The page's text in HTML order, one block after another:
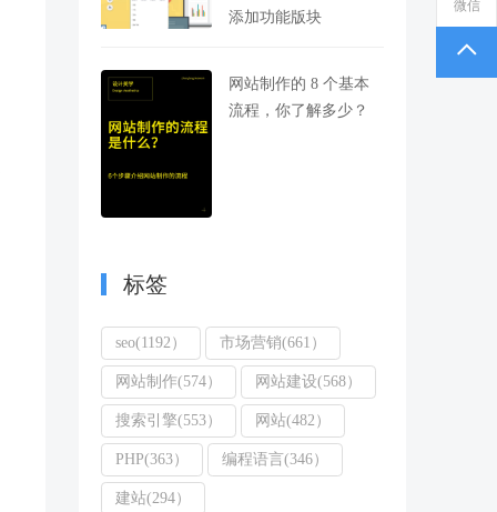
添加功能版块
网站制作的 8 个基本
流程，你了解多少？
标签
seo(1192） 市场营销(661）
网站制作(574） 网站建设(568）
搜索引擎(553） 网站(482）
PHP(363） 编程语言(346）
建站(294）
微信